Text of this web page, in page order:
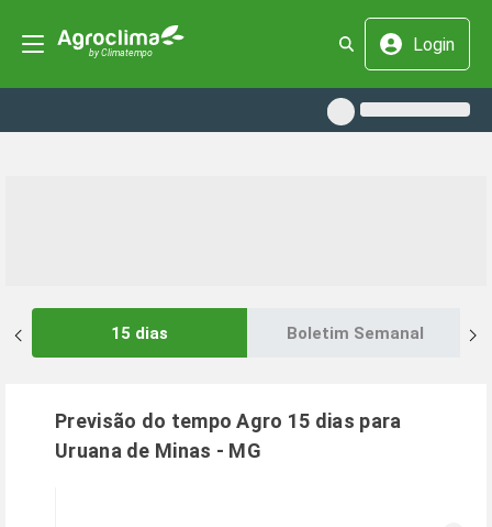
Login
15 dias Boletim Semanal
Previsão do tempo Agro 15 dias para
Uruana de Minas - MG